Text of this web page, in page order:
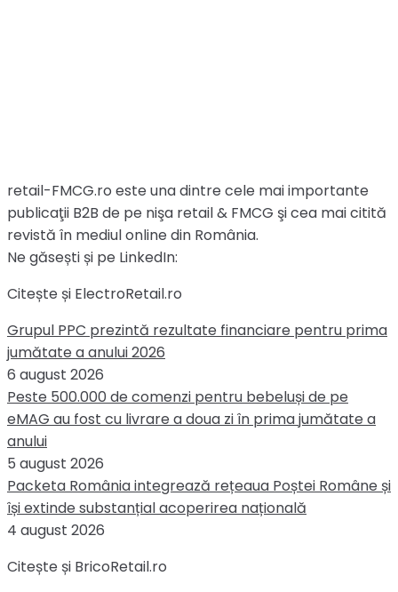
retail-FMCG.ro este una dintre cele mai importante
publicaţii B2B de pe nişa retail & FMCG şi cea mai citită
revistă în mediul online din România.
Ne găsești și pe LinkedIn:
Citește și ElectroRetail.ro
Grupul PPC prezintă rezultate financiare pentru prima
jumătate a anului 2026
6 august 2026
Peste 500.000 de comenzi pentru bebeluși de pe
eMAG au fost cu livrare a doua zi în prima jumătate a
anului
5 august 2026
Packeta România integrează rețeaua Poștei Române și
își extinde substanțial acoperirea națională
4 august 2026
Citește și BricoRetail.ro